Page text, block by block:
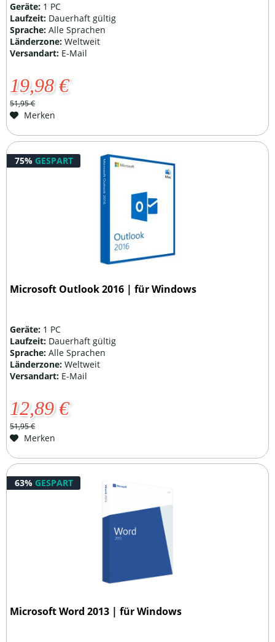
Geräte: 1 PC
Laufzeit: Dauerhaft gültig
Sprache:Alle Sprachen
Länderzone:Weltweit
Versandart: E-Mail
19,98 €
51,95 €
Merken
75% GESPART
Microsoft Outlook 2016 | für Windows
Geräte: 1 PC
Laufzeit: Dauerhaft gültig
Sprache:Alle Sprachen
Länderzone:Weltweit
Versandart: E-Mail
12,89 €
51,95 €
Merken
63% GESPART
Microsoft Word 2013 | für Windows